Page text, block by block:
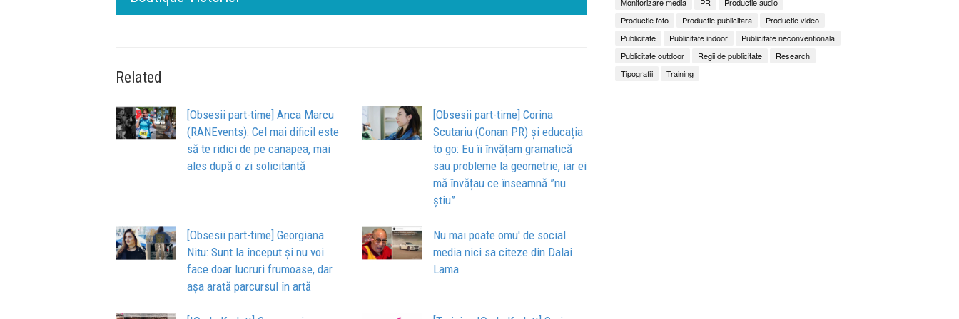
Related
[Obsesii part-time] Anca Marcu
(RANEvents): Cel mai dificil este
să te ridici de pe canapea, mai
ales după o zi solicitantă
[Obsesii part-time] Corina
Scutariu (Conan PR) și educația
to go: Eu îi învățam gramatică
sau probleme la geometrie, iar ei
mă învățau ce înseamnă ”nu
știu”
[Obsesii part-time] Georgiana
Nitu: Sunt la început și nu voi
face doar lucruri frumoase, dar
așa arată parcursul în artă
Nu mai poate omu' de social
media nici sa citeze din Dalai
Lama
Productie foto
Productie publicitara
Productie video
Publicitate
Publicitate indoor
Publicitate neconventionala
Publicitate outdoor
Regii de publicitate
Research
Tipografii
Training